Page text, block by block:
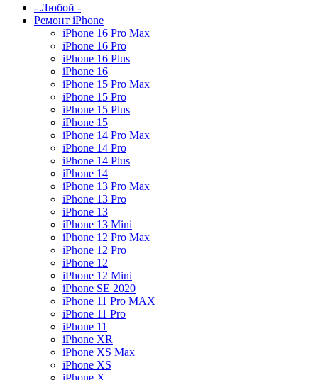
- Любой -
Ремонт iPhone
iPhone 16 Pro Max
iPhone 16 Pro
iPhone 16 Plus
iPhone 16
iPhone 15 Pro Max
iPhone 15 Pro
iPhone 15 Plus
iPhone 15
iPhone 14 Pro Max
iPhone 14 Pro
iPhone 14 Plus
iPhone 14
iPhone 13 Pro Max
iPhone 13 Pro
iPhone 13
iPhone 13 Mini
iPhone 12 Pro Max
iPhone 12 Pro
iPhone 12
iPhone 12 Mini
iPhone SE 2020
iPhone 11 Pro MAX
iPhone 11 Pro
iPhone 11
iPhone XR
iPhone XS Max
iPhone XS
iPhone X